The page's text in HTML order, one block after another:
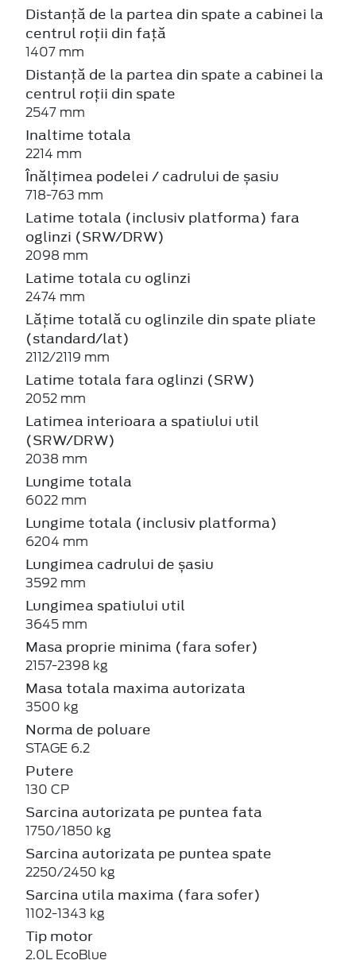
Distanță de la partea din spate a cabinei la
centrul roții din față
1407 mm
Distanță de la partea din spate a cabinei la
centrul roții din spate
2547 mm
Inaltime totala
2214 mm
Înălțimea podelei / cadrului de șasiu
718-763 mm
Latime totala (inclusiv platforma) fara
oglinzi (SRW/DRW)
2098 mm
Latime totala cu oglinzi
2474 mm
Lățime totală cu oglinzile din spate pliate
(standard/lat)
2112/2119 mm
Latime totala fara oglinzi (SRW)
2052 mm
Latimea interioara a spatiului util
(SRW/DRW)
2038 mm
Lungime totala
6022 mm
Lungime totala (inclusiv platforma)
6204 mm
Lungimea cadrului de șasiu
3592 mm
Lungimea spatiului util
3645 mm
Masa proprie minima (fara sofer)
2157-2398 kg
Masa totala maxima autorizata
3500 kg
Norma de poluare
STAGE 6.2
Putere
130 CP
Sarcina autorizata pe puntea fata
1750/1850 kg
Sarcina autorizata pe puntea spate
2250/2450 kg
Sarcina utila maxima (fara sofer)
1102-1343 kg
Tip motor
2.0L EcoBlue